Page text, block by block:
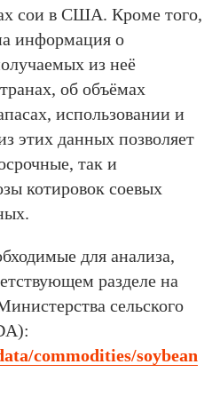
сои в США. Кроме того,
информация о
из неё
об объёмах
использовании и
этих данных позволяет
так и
котировок соевых
для анализа,
разделе на
сельского
commodities/soybean